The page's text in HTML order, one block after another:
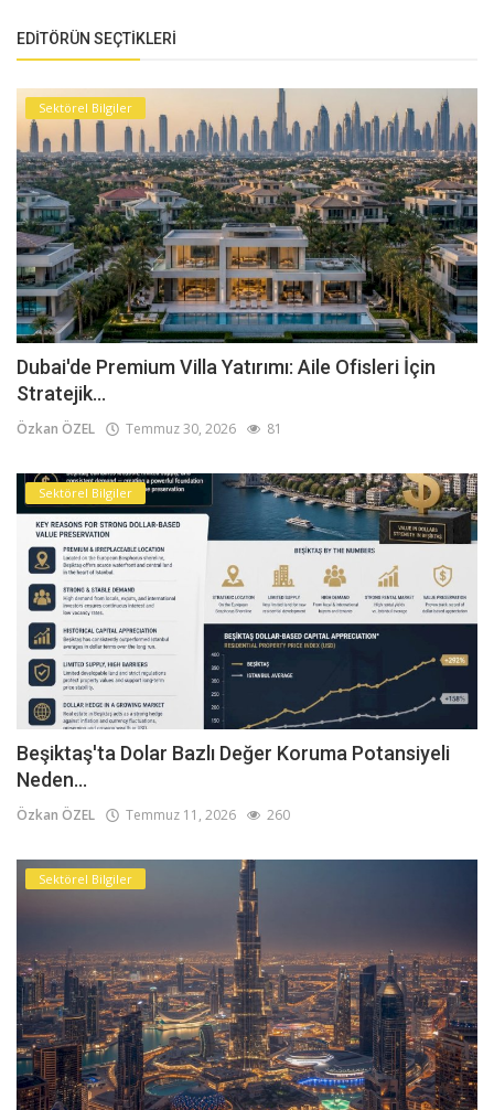
EDITÖRÜN SEÇTIKLERI
Sektörel Bilgiler
Dubai'de Premium Villa Yatırımı: Aile Ofisleri İçin
Stratejik...
Özkan ÖZEL Temmuz 30, 2026 81
Sektörel Bilgiler
Beşiktaş'ta Dolar Bazlı Değer Koruma Potansiyeli
Neden...
Özkan ÖZEL Temmuz 11, 2026 260
Sektörel Bilgiler